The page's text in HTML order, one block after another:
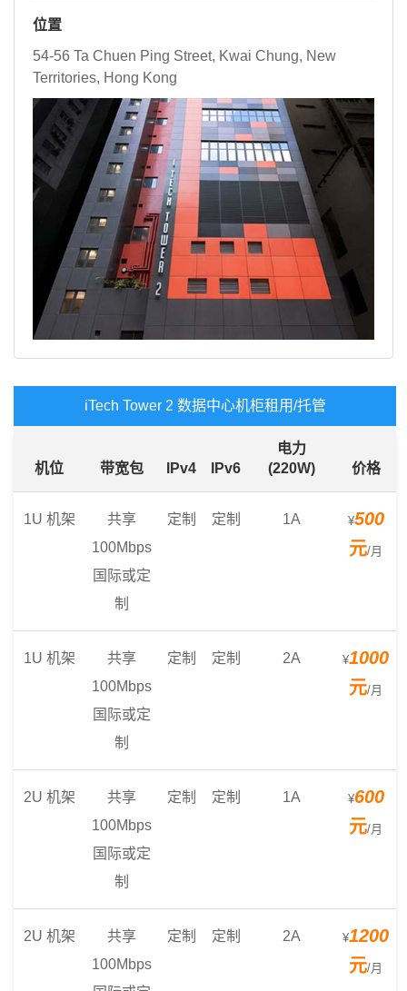
位置
54-56 Ta Chuen Ping Street, Kwai Chung, New
Territories, Hong Kong
iTech Tower 2 数据中心机柜租用/托管
机位 带宽包 IPv4 IPv6
电力
(220W)
价格
1U 机架
共享
100Mbps
国际或定
制
定制 定制 1A ¥500
元/月
1U 机架
共享
100Mbps
国际或定
制
定制 定制 2A ¥1000
元/月
2U 机架
共享
100Mbps
国际或定
制
定制 定制 1A ¥600
元/月
2U 机架
共享
100Mbps
定制 定制 2A ¥1200
元/月